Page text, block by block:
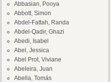
Abbasian, Pooya
Abbott, Simon
Abdel-Fattah, Randa
Abdel-Qadir, Ghazi
Abedi, Isabel
Abel, Jessica
Abel Prot, Viviane
Abeleira, Juan
Abella, Tomás